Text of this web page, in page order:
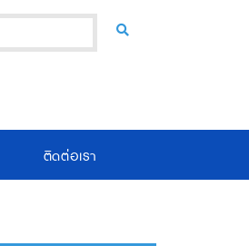
ติดต่อเรา